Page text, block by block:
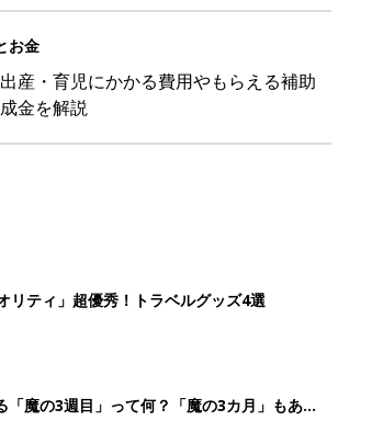
お金
産・育児にかかる費用やもらえる補助
金を解説
ティ」超優秀！トラベルグッズ4選
魔の3週目」って何？「魔の3カ月」もある